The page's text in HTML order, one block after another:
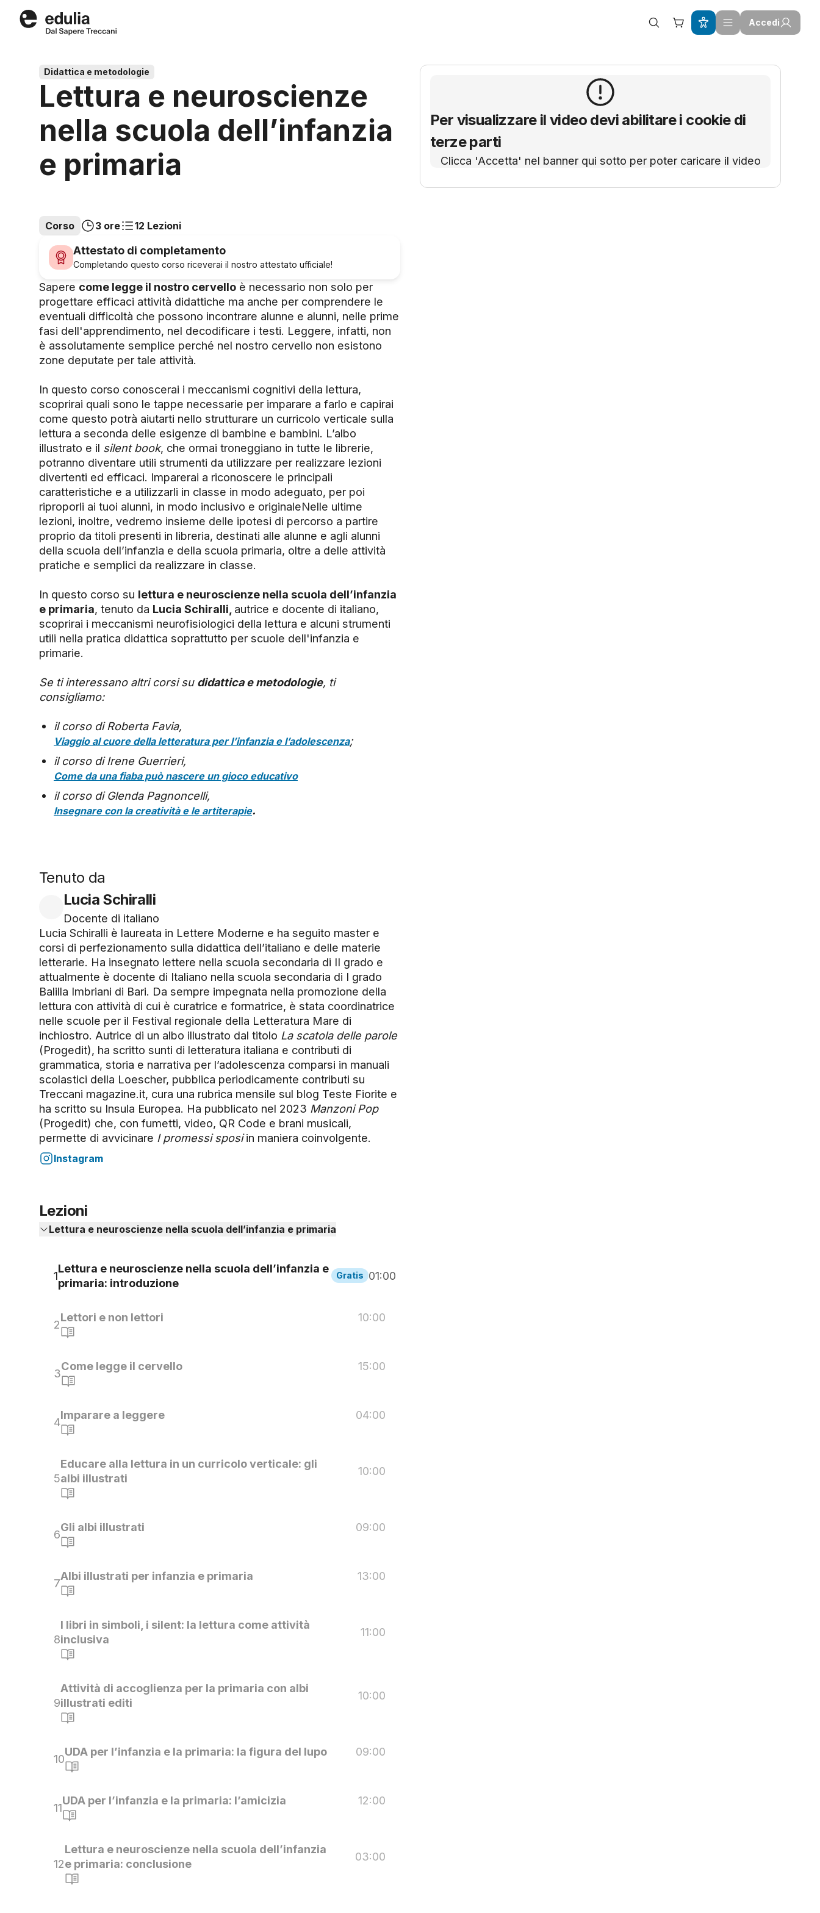
Edulia Accedi
Per visualizzare il video devi abilitare i cookie di
terze parti
Clicca 'Accetta' nel banner qui sotto per poter caricare il video
Didattica e metodologie
Lettura e neuroscienze
nella scuola dell’infanzia
e primaria
Corso 3 ore 12 Lezioni
Attestato di completamento
Completando questo corso riceverai il nostro attestato ufficiale!
Sapere come legge il nostro cervello è necessario non solo per
progettare efficaci attività didattiche ma anche per comprendere le
eventuali difficoltà che possono incontrare alunne e alunni, nelle prime
fasi dell'apprendimento, nel decodificare i testi. Leggere, infatti, non
è assolutamente semplice perché nel nostro cervello non esistono
zone deputate per tale attività.
In questo corso conoscerai i meccanismi cognitivi della lettura,
scoprirai quali sono le tappe necessarie per imparare a farlo e capirai
come questo potrà aiutarti nello strutturare un curricolo verticale sulla
lettura a seconda delle esigenze di bambine e bambini. L’albo
illustrato e il silent book, che ormai troneggiano in tutte le librerie,
potranno diventare utili strumenti da utilizzare per realizzare lezioni
divertenti ed efficaci. Imparerai a riconoscere le principali
caratteristiche e a utilizzarli in classe in modo adeguato, per poi
riproporli ai tuoi alunni, in modo inclusivo e originaleNelle ultime
lezioni, inoltre, vedremo insieme delle ipotesi di percorso a partire
proprio da titoli presenti in libreria, destinati alle alunne e agli alunni
della scuola dell’infanzia e della scuola primaria, oltre a delle attività
pratiche e semplici da realizzare in classe.
In questo corso su lettura e neuroscienze nella scuola dell’infanzia
e primaria, tenuto da Lucia Schiralli, autrice e docente di italiano,
scoprirai i meccanismi neurofisiologici della lettura e alcuni strumenti
utili nella pratica didattica soprattutto per scuole dell'infanzia e
primarie.
Se ti interessano altri corsi su didattica e metodologie, ti
consigliamo:
il corso di Roberta Favia,
Viaggio al cuore della letteratura per l’infanzia e l’adolescenza;
il corso di Irene Guerrieri,
Come da una fiaba può nascere un gioco educativo
il corso di Glenda Pagnoncelli,
Insegnare con la creatività e le artiterapie.
Tenuto da
Lucia Schiralli
Docente di italiano
Lucia Schiralli è laureata in Lettere Moderne e ha seguito master e
corsi di perfezionamento sulla didattica dell’italiano e delle materie
letterarie. Ha insegnato lettere nella scuola secondaria di II grado e
attualmente è docente di Italiano nella scuola secondaria di I grado
Balilla Imbriani di Bari. Da sempre impegnata nella promozione della
lettura con attività di cui è curatrice e formatrice, è stata coordinatrice
nelle scuole per il Festival regionale della Letteratura Mare di
inchiostro. Autrice di un albo illustrato dal titolo La scatola delle parole
(Progedit), ha scritto sunti di letteratura italiana e contributi di
grammatica, storia e narrativa per l’adolescenza comparsi in manuali
scolastici della Loescher, pubblica periodicamente contributi su
Treccani magazine.it, cura una rubrica mensile sul blog Teste Fiorite e
ha scritto su Insula Europea. Ha pubblicato nel 2023 Manzoni Pop
(Progedit) che, con fumetti, video, QR Code e brani musicali,
permette di avvicinare I promessi sposiin maniera coinvolgente.
Instagram
Lezioni
Lettura e neuroscienze nella scuola dell’infanzia e primaria
1
Lettura e neuroscienze nella scuola dell’infanzia e
primaria: introduzione
Gratis 01:00
2
Lettori e non lettori 10:00
3
Come legge il cervello 15:00
4
Imparare a leggere 04:00
5
Educare alla lettura in un curricolo verticale: gli
albi illustrati
10:00
6
Gli albi illustrati 09:00
7
Albi illustrati per infanzia e primaria 13:00
8
I libri in simboli, i silent: la lettura come attività
inclusiva
11:00
9
Attività di accoglienza per la primaria con albi
illustrati editi
10:00
10
UDA per l’infanzia e la primaria: la figura del lupo 09:00
11
UDA per l’infanzia e la primaria: l’amicizia 12:00
12
Lettura e neuroscienze nella scuola dell’infanzia
e primaria: conclusione
03:00